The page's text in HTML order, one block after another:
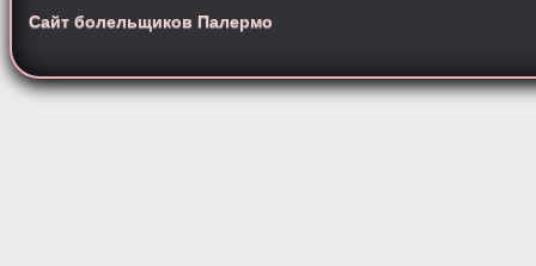
Сайт болельщиков Палермо